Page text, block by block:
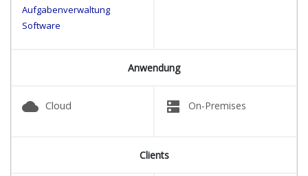
Aufgabenverwaltung
Software
Anwendung
cloud Cloud dns On-Premises
Clients